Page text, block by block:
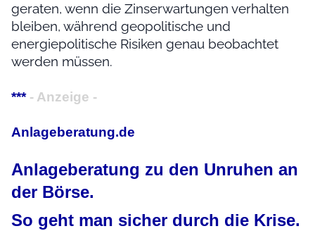
geraten, wenn die Zinserwartungen verhalten
bleiben, während geopolitische und
energiepolitische Risiken genau beobachtet
werden müssen.
*** - Anzeige -
Anlageberatung.de
Anlageberatung zu den Unruhen an
der Börse.
So geht man sicher durch die Krise.